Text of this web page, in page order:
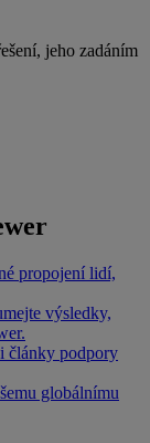
jeho zadáním
propojení lidí,
výsledky,
články podpory
globálnímu